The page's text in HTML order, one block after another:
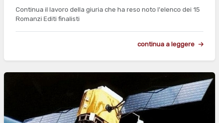
Continua il lavoro della giuria che ha reso noto l'elenco dei 15
Romanzi Editi finalisti
continua a leggere